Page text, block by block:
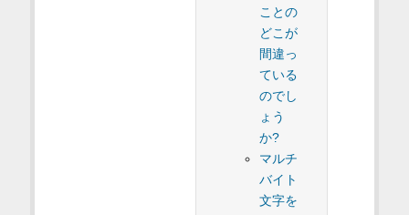
ことの
どこが
間違っ
ている
のでし
ょう
か?
マルチ
バイト
文字を